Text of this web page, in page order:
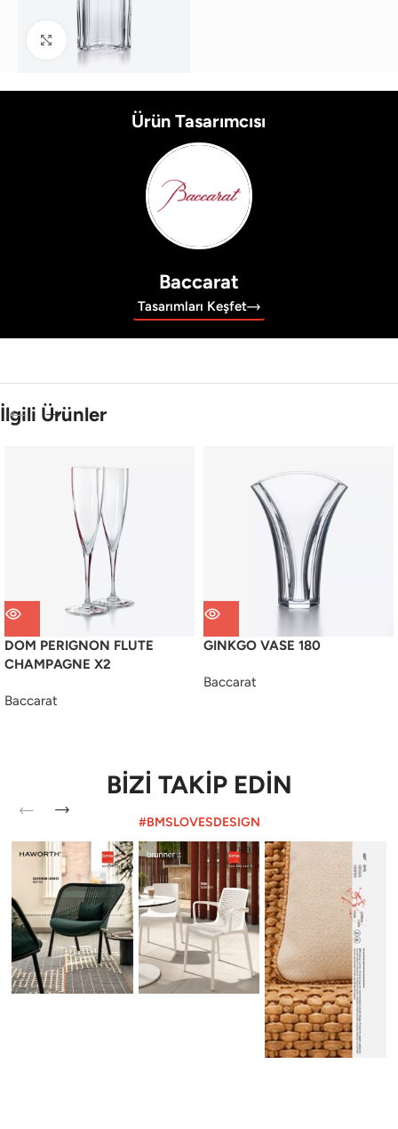
Büyütmek için tıklayın
Ürün Tasarımcısı
Baccarat
Tasarımları Keşfet
İlgili Ürünler
DOM PERIGNON FLUTE
CHAMPAGNE X2
Baccarat
GINKGO VASE 180
Baccarat
BİZİ TAKİP EDİN
#BMSLOVESDESIGN